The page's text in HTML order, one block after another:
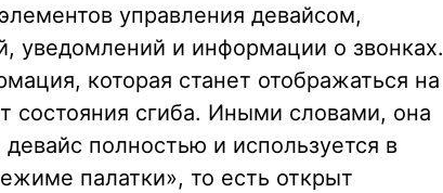
управления девайсом,
уведомлений и информации о звонках.
которая станет отображаться на
состояния сгиба. Иными словами, она
полностью и используется в
палатки», то есть открыт